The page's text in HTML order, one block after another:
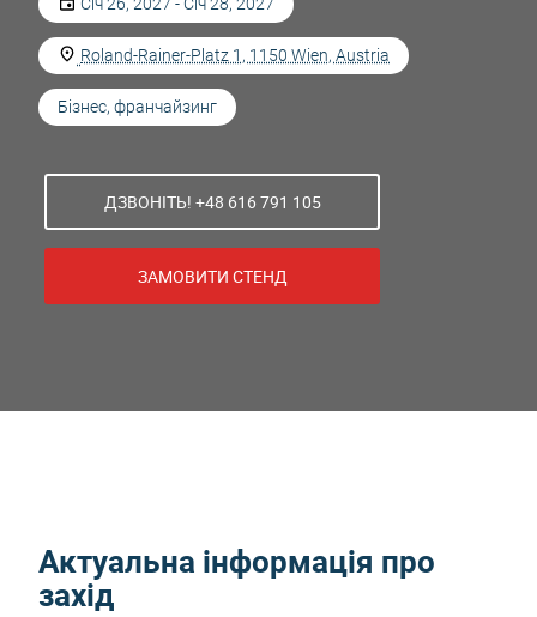
Roland-Rainer-Platz 1, 1150 Wien, Austria
Бізнес, франчайзинг
ДЗВОНІТЬ! +48 616 791 105
ЗАМОВИТИ СТЕНД
Актуальна інформація про
захід